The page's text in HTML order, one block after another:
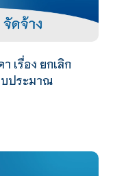
เรื่อง ยกเลิก
บประมาณ